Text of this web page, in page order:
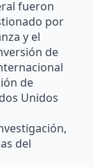
fueron
por
y el
de
de
Unidos
del